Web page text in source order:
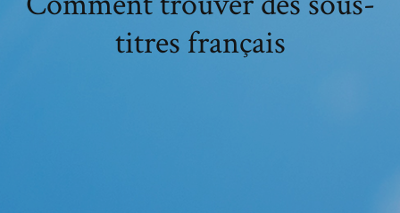
titres français